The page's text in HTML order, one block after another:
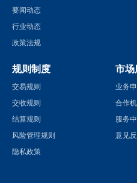
要闻动态
行业动态
政策法规
规则制度
交易规则
交收规则
结算规则
风险管理规则
隐私政策
市场
业务
合作
服务
意见